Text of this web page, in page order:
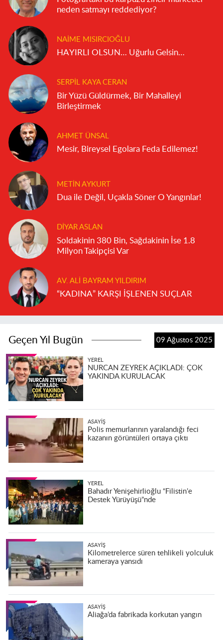
neden satmayı reddediyor?
NAIME MISIRCIOĞLU
HAYIRLI OLSUN… Uğurlu Gelsin…
SERPIL KAYA CERAN
Bir Yüzü Güldürmek, Bir Mahalleyi
Birleştirmek
AHMET ÜNSAL
Mesir, Bireysel Egolara Feda Edilemez!
METIN AYKURT
Dua ile Değil, Uçakla Söner O Yangınlar!
DIYAR ASLAN
Soldakinin 380 Bin, Sağdakinin İse 1.8
Milyon Takipçisi Var
AV. ALI BAYRAM YILDIRIM
“KADINA” KARŞI İŞLENEN SUÇLAR
Geçen Yıl Bugün 09 Ağustos 2025
YEREL
NURCAN ZEYREK AÇIKLADI: ÇOK
YAKINDA KURULACAK
ASAYIŞ
Polis memurlarının yaralandığı feci
kazanın görüntüleri ortaya çıktı
YEREL
Bahadır Yenişehirlioğlu “Filistin’e
Destek Yürüyüşü”nde
ASAYIŞ
Kilometrelerce süren tehlikeli yolculuk
kameraya yansıdı
ASAYIŞ
Aliağa’da fabrikada korkutan yangın